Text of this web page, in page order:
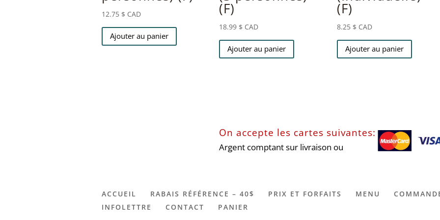
12.75 $ CAD
Ajouter au panier
(F)
18.99 $ CAD
Ajouter au panier
(F)
8.25 $ CAD
Ajouter au panier
On accepte les cartes suivantes:
Argent comptant sur livraison ou
ACCUEIL RABAIS RÉFÉRENCE – 40$ PRIX ET FORFAITS MENU
INFOLETTRE
CONTACT PANIER